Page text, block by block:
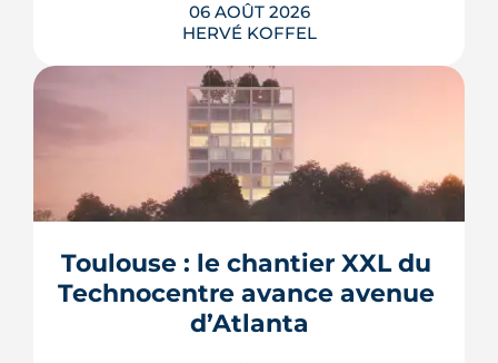
06 AOÛT 2026
HERVÉ KOFFEL
La troisième et dernière phase de
l'écoquartier Andromède doit livrer
près de 1 700 logements à partir de
protégé, la cisticole des joncs, contraint
fortement le plan d'aménagement et
repousse un calendrier déjà tendu.
LIRE L'ARTICLE
Toulouse : le chantier XXL du
Technocentre avance avenue
d’Atlanta